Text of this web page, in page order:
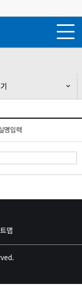
명입력
맵